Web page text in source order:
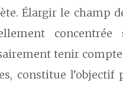
Élargir le champ
tenir
constitue